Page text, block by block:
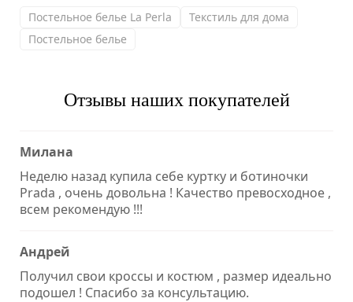
Постельное белье La Perla
Текстиль для дома
Постельное белье
Отзывы наших покупателей
Милана
Неделю назад купила себе куртку и ботиночки
Prada , очень довольна ! Качество превосходное ,
всем рекомендую !!!
Андрей
Получил свои кроссы и костюм , размер идеально
подошел ! Спасибо за консультацию.